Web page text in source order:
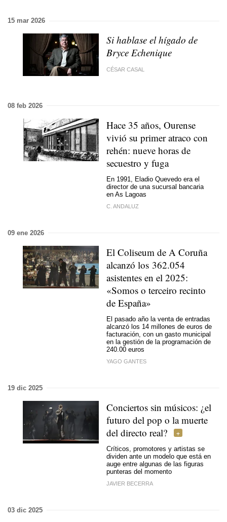
15 mar 2026
Si hablase el hígado de
Bryce Echenique
CÉSAR CASAL
08 feb 2026
Hace 35 años, Ourense
vivió su primer atraco con
rehén: nueve horas de
secuestro y fuga
En 1991, Eladio Quevedo era el
director de una sucursal bancaria
en As Lagoas
C. ANDALUZ
09 ene 2026
El Coliseum de A Coruña
alcanzó los 362.054
asistentes en el 2025:
«Somos o terceiro recinto
de España»
El pasado año la venta de entradas
alcanzó los 14 millones de euros de
facturación, con un gasto municipal
en la gestión de la programación de
240.00 euros
YAGO GANTES
19 dic 2025
Conciertos sin músicos: ¿el
futuro del pop o la muerte
del directo real?
Críticos, promotores y artistas se
dividen ante un modelo que está en
auge entre algunas de las figuras
punteras del momento
JAVIER BECERRA
03 dic 2025